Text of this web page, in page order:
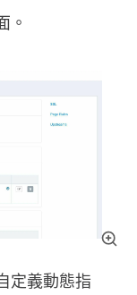
。
定義動態指